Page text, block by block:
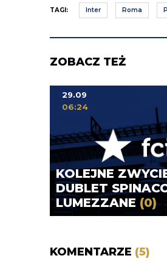
TAGI: Inter Roma
ZOBACZ TEŻ
KOLEJNE
DUBLET
LUMEZZANE (0)
29.09
06:24
KOMENTARZE (5)